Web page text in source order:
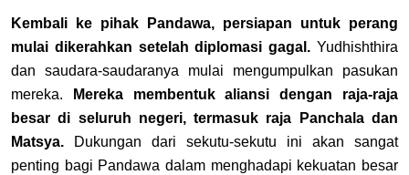
Kembali ke pihak Pandawa, persiapan untuk perang
mulai dikerahkan setelah diplomasi gagal. Yudhishthira
dan saudara-saudaranya mulai mengumpulkan pasukan
mereka. Mereka membentuk aliansi dengan raja-raja
besar di seluruh negeri, termasuk raja Panchala dan
Matsya.
Dukungan dari sekutu-sekutu ini akan sangat
penting bagi Pandawa dalam menghadapi kekuatan besar